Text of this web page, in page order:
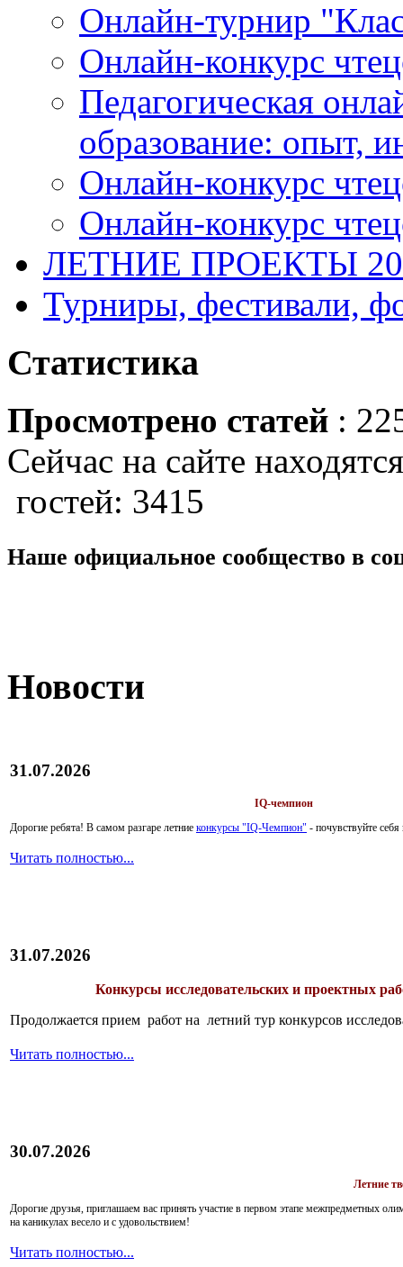
Онлайн-турнир
Онлайн-конкурс
Педагогическая
образование: опыт,
Онлайн-конкурс
Онлайн-конкурс
ЛЕТНИЕ ПРОЕКТЫ
Турниры, фестивали,
Статистика
Просмотрено статей :
Сейчас на сайте
гостей: 3415
Наше официальное сообщество в
Новости
31.07.2026
IQ-чемпион
Дорогие ребята! В самом разгаре летние конкурсы "IQ-Чемпион" - почувствуйте
Читать полностью...
31.07.2026
Конкурсы исследовательских и проектных
Продолжается прием работ на летний тур конкурсов
Читать полностью...
30.07.2026
Летние
Дорогие друзья, приглашаем вас принять участие в первом этапе межпредметных
на каникулах весело и с удовольствием!
Читать полностью...